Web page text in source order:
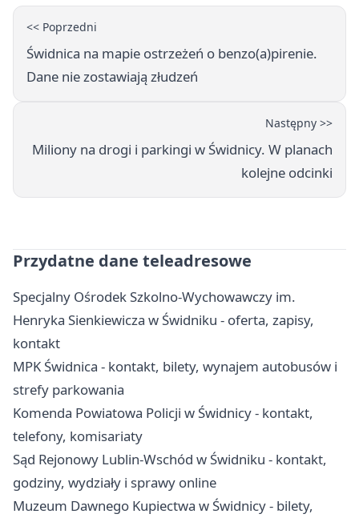
<< Poprzedni
Świdnica na mapie ostrzeżeń o benzo(a)pirenie.
Dane nie zostawiają złudzeń
Następny >>
Miliony na drogi i parkingi w Świdnicy. W planach
kolejne odcinki
Przydatne dane teleadresowe
Specjalny Ośrodek Szkolno-Wychowawczy im.
Henryka Sienkiewicza w Świdniku - oferta, zapisy,
kontakt
MPK Świdnica - kontakt, bilety, wynajem autobusów i
strefy parkowania
Komenda Powiatowa Policji w Świdnicy - kontakt,
telefony, komisariaty
Sąd Rejonowy Lublin-Wschód w Świdniku - kontakt,
godziny, wydziały i sprawy online
Muzeum Dawnego Kupiectwa w Świdnicy - bilety,